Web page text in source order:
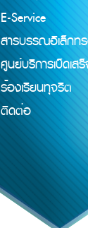
E-Service
สารบรรณอิเล็กท
ศูนย์บริการเบ็ดเส
ร้องเรียนทุจริต
ติดต่อ